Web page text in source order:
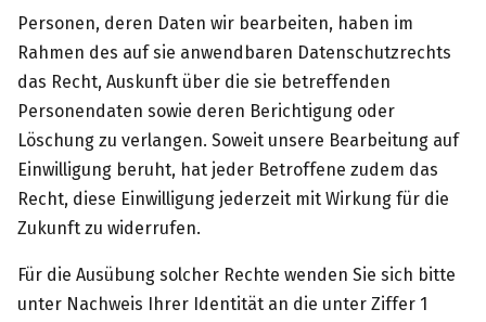
Personen, deren Daten wir bearbeiten, haben im
Rahmen des auf sie anwendbaren Datenschutzrechts
das Recht, Auskunft über die sie betreffenden
Personendaten sowie deren Berichtigung oder
Löschung zu verlangen. Soweit unsere Bearbeitung auf
Einwilligung beruht, hat jeder Betroffene zudem das
Recht, diese Einwilligung jederzeit mit Wirkung für die
Zukunft zu widerrufen.
Für die Ausübung solcher Rechte wenden Sie sich bitte
unter Nachweis Ihrer Identität an die unter Ziffer 1